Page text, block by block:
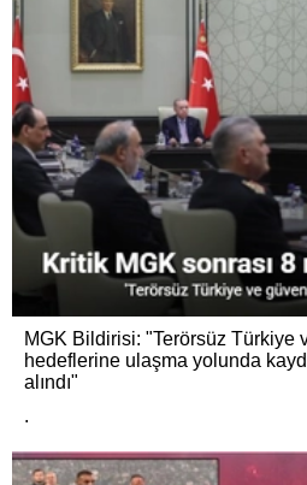
MGK Bildirisi: "Terörsüz Türkiye
hedeflerine ulaşma yolunda
alındı"
.